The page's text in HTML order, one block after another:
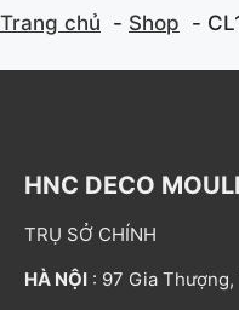
Trang chủ Shop
HNC DECO
TRỤ SỞ CHÍNH
HÀ NỘI : 97 Gia